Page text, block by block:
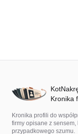
Kronika
Kronika profili do
firmy opisane z sensem,
przypadkowego szumu.